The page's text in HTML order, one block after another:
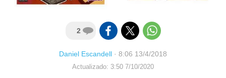
2
Daniel Escandell · 8:06 13/4/2018
Actualizado: 3:50 7/10/2020